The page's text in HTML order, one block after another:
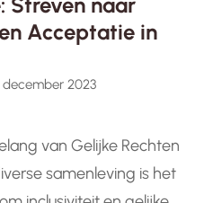
Acceptatie in
december 2023
van Gelijke Rechten
samenleving is het